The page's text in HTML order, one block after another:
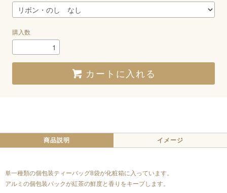
購入数
カートに入れる
商品説明 イメージ
単一種類の個包装ティーバッグ8袋が化粧箱に入っています。
アルミの個包装パックが紅茶の鮮度と香りをキープします。